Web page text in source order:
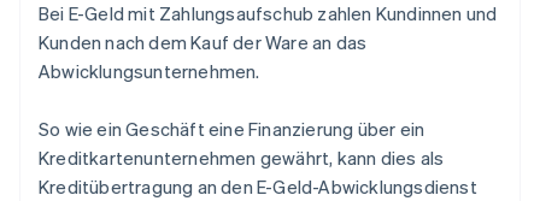
Bei E-Geld mit Zahlungsaufschub zahlen Kundinnen und
Kunden nach dem Kauf der Ware an das
Abwicklungsunternehmen.
So wie ein Geschäft eine Finanzierung über ein
Kreditkartenunternehmen gewährt, kann dies als
Kreditübertragung an den E-Geld-Abwicklungsdienst